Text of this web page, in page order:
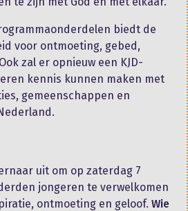
biedt de
voor ontmoeting, gebed,
zal er opnieuw een KJD-
kennis kunnen maken met
gemeenschappen en
uit om op zaterdag 7
jongeren te verwelkomen
ontmoeting en geloof. Wie